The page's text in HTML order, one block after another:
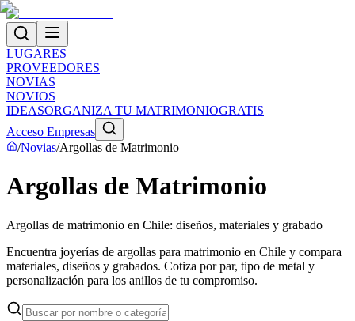
LUGARES
PROVEEDORES
NOVIAS
NOVIOS
IDEASORGANIZA TU MATRIMONIOGRATIS
Acceso Empresas
/Novias/Argollas de Matrimonio
Argollas de Matrimonio
Argollas de matrimonio en Chile: diseños, materiales y grabado
Encuentra joyerías de argollas para matrimonio en Chile y compara
materiales, diseños y grabados. Cotiza por par, tipo de metal y
personalización para los anillos de tu compromiso.